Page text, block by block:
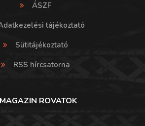
ÁSZF
tájékoztató
Sütitájékoztató
RSS hírcsatorna
MAGAZIN ROVATOK